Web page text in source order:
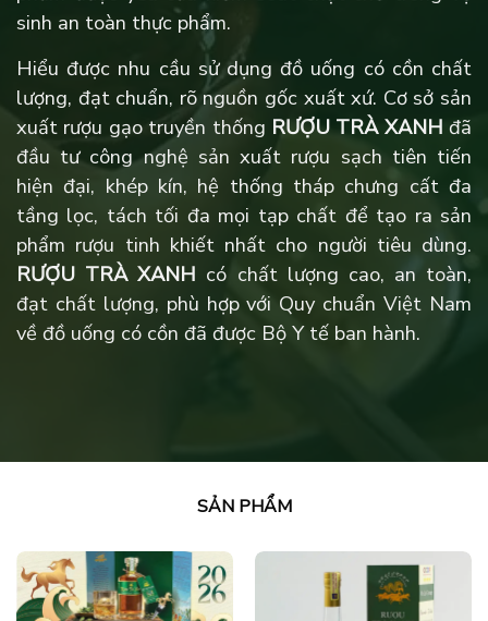
sinh an toàn thực phẩm.
Hiểu được nhu cầu sử dụng đồ uống có cồn chất
lượng, đạt chuẩn, rõ nguồn gốc xuất xứ. Cơ sở sản
xuất rượu gạo truyền thống RƯỢU TRÀ XANH đã
đầu tư công nghệ sản xuất rượu sạch tiên tiến
hiện đại, khép kín, hệ thống tháp chưng cất đa
tầng lọc, tách tối đa mọi tạp chất để tạo ra sản
phẩm rượu tinh khiết nhất cho người tiêu dùng.
RƯỢU TRÀ XANH có chất lượng cao, an toàn,
đạt chất lượng, phù hợp với Quy chuẩn Việt Nam
về đồ uống có cồn đã được Bộ Y tế ban hành.
SẢN PHẨM